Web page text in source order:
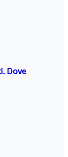
Dove